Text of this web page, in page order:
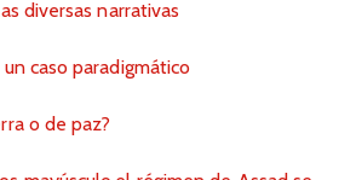
diversas narrativas
caso paradigmático
o de paz?